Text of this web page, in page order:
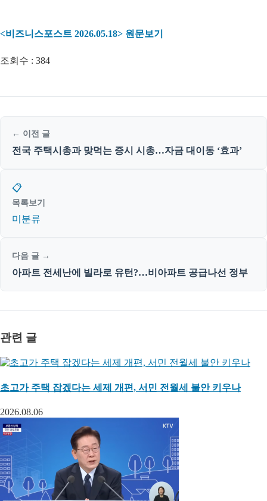
<비즈니스포스트 2026.05.18> 원문보기
조회수 : 384
← 이전 글
전국 주택시총과 맞먹는 증시 시총…자금 대이동 ‘효과’
📋
목록보기
미분류
다음 글 →
아파트 전세난에 빌라로 유턴?…비아파트 공급나선 정부
관련 글
초고가 주택 잡겠다는 세제 개편, 서민 전월세 불안 키우나
2026.08.06